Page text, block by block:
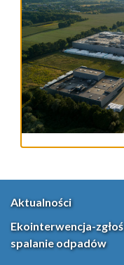
Aktualności
Ekointerwencja-zgłoś
spalanie odpadów